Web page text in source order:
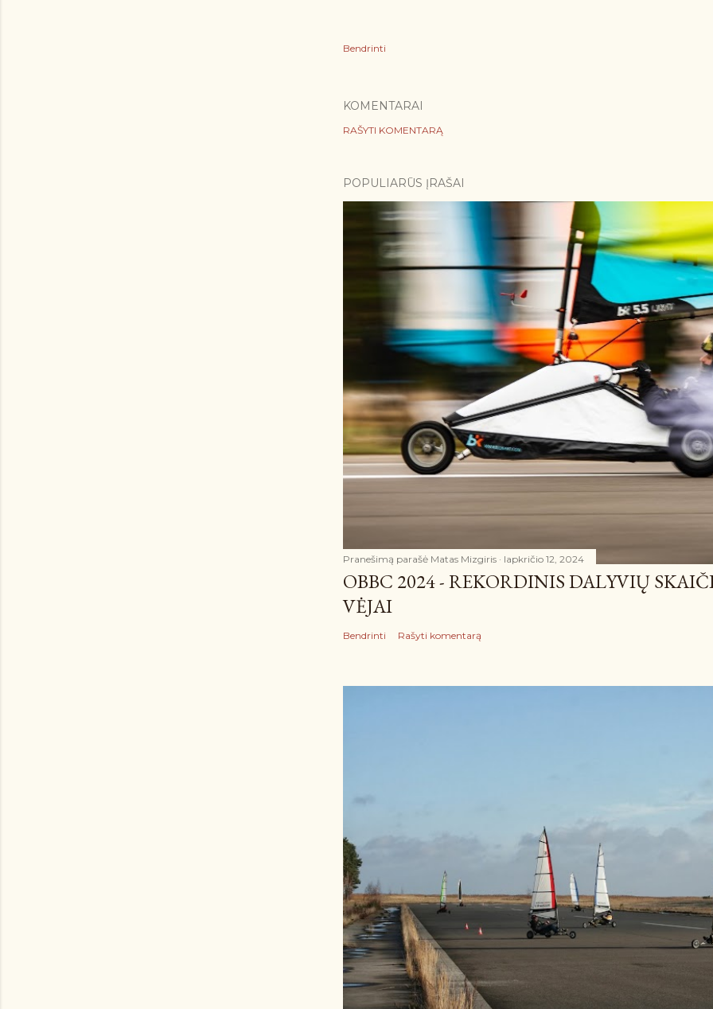
Bendrinti
KOMENTARAI
RAŠYTI KOMENTARĄ
POPULIARŪS ĮRAŠAI
Pranešimą parašė Matas Mizgiris lapkričio 12, 2024
OBBC 2024 - REKORDINIS DALYVIŲ
VĖJAI
Bendrinti Rašyti komentarą